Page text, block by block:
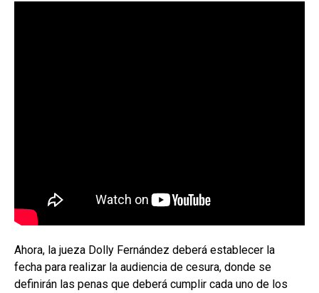
Ahora, la jueza Dolly Fernández deberá establecer la
fecha para realizar la audiencia de cesura, donde se
definirán las penas que deberá cumplir cada uno de los